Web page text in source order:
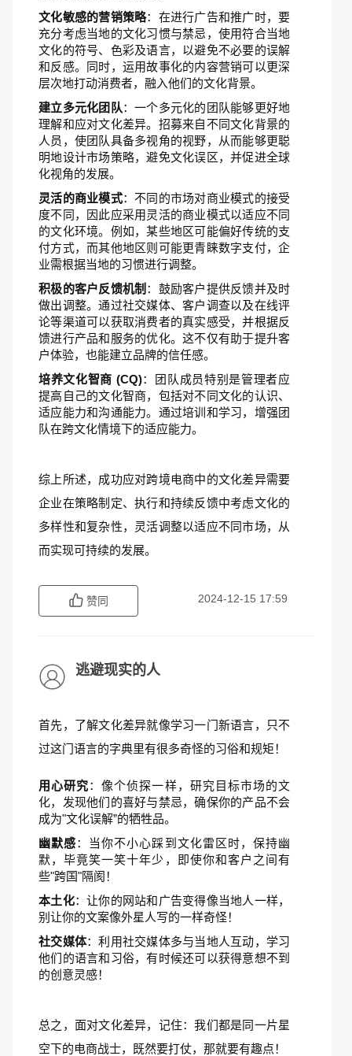
文化敏感的营销策略：在进行广告和推广时，要
充分考虑当地的文化习惯与禁忌，使用符合当地
文化的符号、色彩及语言，以避免不必要的误解
和反感。同时，运用故事化的内容营销可以更深
层次地打动消费者，融入他们的文化背景。
建立多元化团队：一个多元化的团队能够更好地
理解和应对文化差异。招募来自不同文化背景的
人员，使团队具备多视角的视野，从而能够更聪
明地设计市场策略，避免文化误区，并促进全球
化视角的发展。
灵活的商业模式：不同的市场对商业模式的接受
度不同，因此应采用灵活的商业模式以适应不同
的文化环境。例如，某些地区可能偏好传统的支
付方式，而其他地区则可能更青睐数字支付，企
业需根据当地的习惯进行调整。
积极的客户反馈机制 ：鼓励客户提供反馈并及时
做出调整。通过社交媒体、客户调查以及在线评
论等渠道可以获取消费者的真实感受，并根据反
馈进行产品和服务的优化。这不仅有助于提升客
户体验，也能建立品牌的信任感。
培养文化智商 (CQ)：团队成员特别是管理者应
提高自己的文化智商，包括对不同文化的认识、
适应能力和沟通能力。通过培训和学习，增强团
队在跨文化情境下的适应能力。
综上所述，成功应对跨境电商中的文化差异需要
企业在策略制定、执行和持续反馈中考虑文化的
多样性和复杂性，灵活调整以适应不同市场，从
而实现可持续的发展。
赞同 2024-12-15 17:59
逃避现实的人
首先，了解文化差异就像学习一门新语言，只不
过这门语言的字典里有很多奇怪的习俗和规矩！
用心研究：像个侦探一样，研究目标市场的文
化，发现他们的喜好与禁忌，确保你的产品不会
成为"文化误解”的牺牲品。
幽默感：当你不小心踩到文化雷区时，保持幽
默，毕竟笑一笑十年少，即使你和客户之间有
些"跨国"隔阂！
本土化：让你的网站和广告变得像当地人一样，
别让你的文案像外星人写的一样奇怪！
社交媒体：利用社交媒体多与当地人互动，学习
他们的语言和习俗，有时候还可以获得意想不到
的创意灵感！
总之，面对文化差异，记住：我们都是同一片星
空下的电商战士，既然要打仗，那就要有趣点！